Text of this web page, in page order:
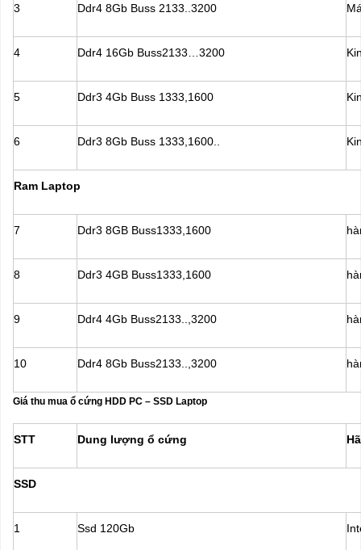
3 Ddr4 8Gb Buss 2133..3200
4 Ddr4 16Gb Buss2133…3200
5 Ddr3 4Gb Buss 1333,1600
6 Ddr3 8Gb Buss 1333,1600..
Ram Laptop
7 Ddr3 8GB Buss1333,1600
8 Ddr3 4GB Buss1333,1600
9 Ddr4 4Gb Buss2133..,3200
10 Ddr4 8Gb Buss2133..,3200
Giá thu mua ổ cứng HDD PC – SSD Laptop
STT Dung lượng ổ cứng
SSD
1 Ssd 120Gb